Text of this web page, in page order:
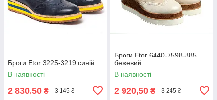
Броги Etor 3225-3219 синій
В наявності
2 830,50 ₴ 3 145 ₴
Броги Etor 6440-7598-885
бежевий
В наявності
2 920,50 ₴ 3 245 ₴